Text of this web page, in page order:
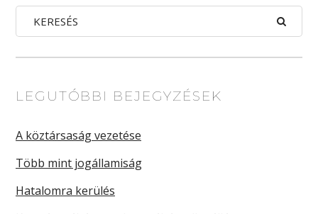
LEGUTÓBBI BEJEGYZÉSEK
A köztársaság vezetése
Több mint jogállamiság
Hatalomra kerülés